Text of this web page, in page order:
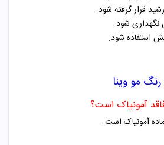
قرار گرفته شود.
نگهداری شود.
استفاده شود.
رنگ مو وینا
آمونیاک است.